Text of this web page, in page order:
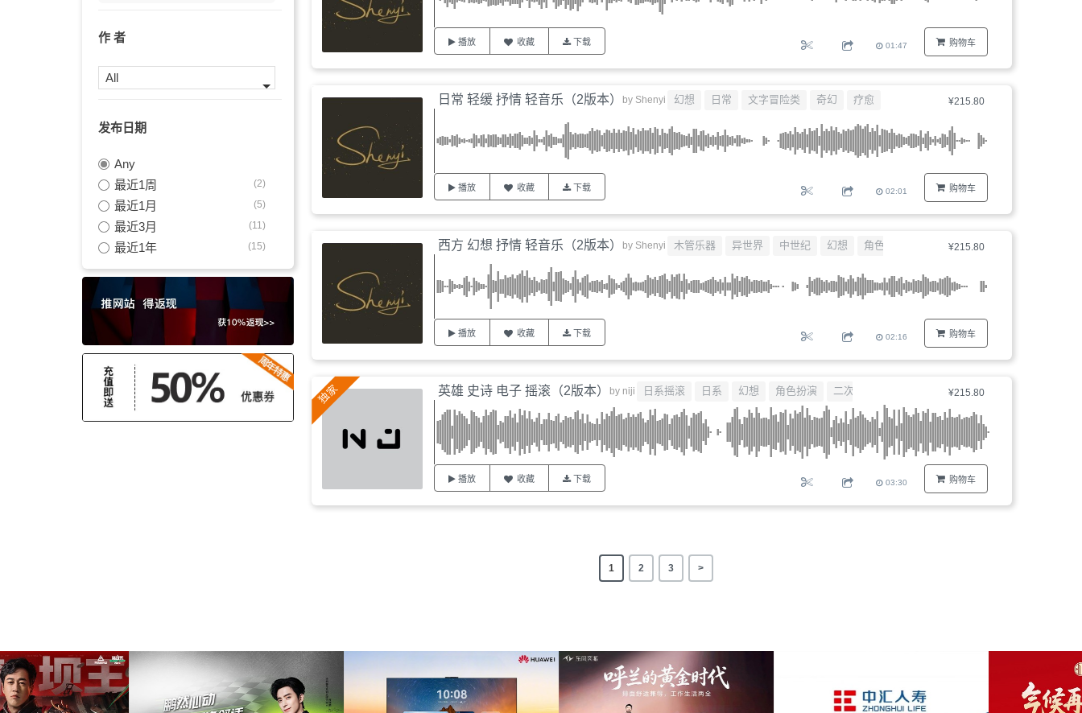
抒情
舒缓 (3)
西幻
角色扮演类
热血 (2)
动漫 (2)
氛围 (2)
平静 (2)
欢快 (2)
梦境 (2)
轻音乐 (2)
自然 (2)
正能量 (2)
作 者
All
发布日期
Any
最近1周
(2)
最近1月 (5)
最近3月 (11)
最近1年 (15)
购物车
播放 收藏 下载 01:47
¥215.80
购物车
日常 轻缓 抒情 轻音乐（2版本） by Shenyi 幻想 日常 文字冒险类 奇幻 疗愈
播放 收藏 下载 02:01
¥215.80
购物车
西方 幻想 抒情 轻音乐（2版本） by Shenyi 木管乐器 异世界 中世纪 幻想 角色扮演类
播放 收藏 下载 02:16
¥215.80
购物车
英雄 史诗 电子 摇滚（2版本） by niji 日系摇滚 日系 幻想 角色扮演 二次元
播放 收藏 下载 03:30
1 2 3 >